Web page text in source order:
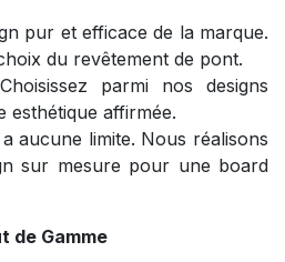
pur et efficace de la marque.
du revêtement de pont.
parmi nos designs
esthétique affirmée.
aucune limite. Nous réalisons
sur mesure pour une board
de Gamme